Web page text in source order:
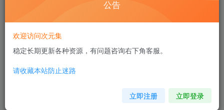
公告
欢迎访问次元集
稳定长期更新各种资源，有问题咨询右下角客服。
请收藏本站防止迷路
立即注册 立即登录